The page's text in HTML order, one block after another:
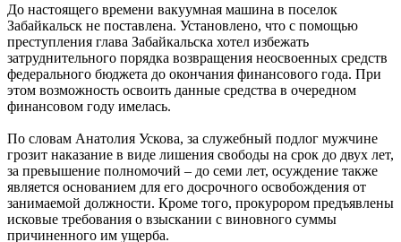
До настоящего времени вакуумная машина в поселок
Забайкальск не поставлена. Установлено, что с помощью
преступления глава Забайкальска хотел избежать
затруднительного порядка возвращения неосвоенных средств
федерального бюджета до окончания финансового года. При
этом возможность освоить данные средства в очередном
финансовом году имелась.
По словам Анатолия Ускова, за служебный подлог мужчине
грозит наказание в виде лишения свободы на срок до двух лет,
за превышение полномочий – до семи лет, осуждение также
является основанием для его досрочного освобождения от
занимаемой должности. Кроме того, прокурором предъявлены
исковые требования о взыскании с виновного суммы
причиненного им ущерба.